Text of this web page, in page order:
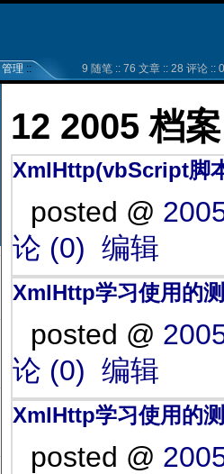
管理 :: 9 随笔 :: 76 文章 :: 28 评论 ::
12 2005 档案
XmlHttp(vbScript脚
posted @
论 (0) 编辑
XmlHttp学习使用的
posted @
论 (0) 编辑
XmlHttp学习使用的
posted @